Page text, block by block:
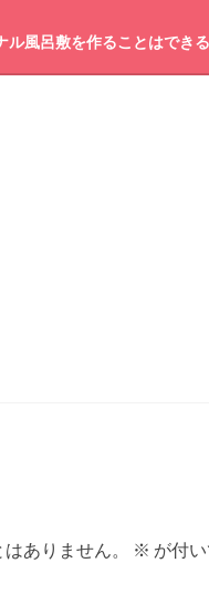
ル風呂敷を作ることはでき
ありません。 ※ が付